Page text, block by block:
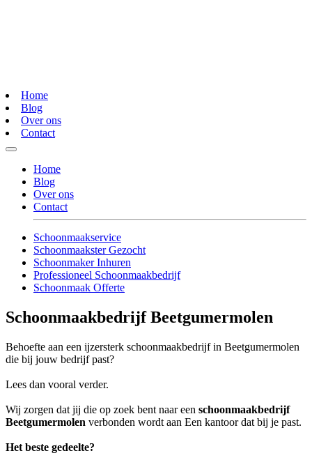
Home
Blog
Over ons
Contact
Home
Blog
Over ons
Contact
Schoonmaakservice
Schoonmaakster Gezocht
Schoonmaker Inhuren
Professioneel Schoonmaakbedrijf
Schoonmaak Offerte
Schoonmaakbedrijf Beetgumermolen
Behoefte aan een ijzersterk schoonmaakbedrijf in Beetgumermolen
die bij jouw bedrijf past?
Lees dan vooral verder.
Wij zorgen dat jij die op zoek bent naar een schoonmaakbedrijf
Beetgumermolen verbonden wordt aan Een kantoor dat bij je past.
Het beste gedeelte?